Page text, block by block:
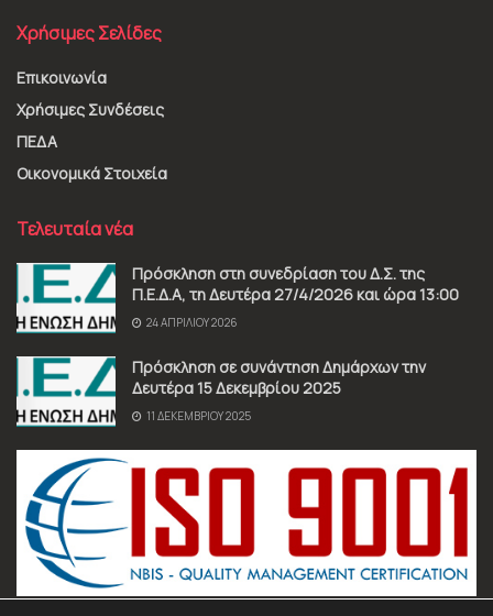
Χρήσιμες Σελίδες
Επικοινωνία
Χρήσιμες Συνδέσεις
ΠΕΔΑ
Οικονομικά Στοιχεία
Τελευταία νέα
Πρόσκληση στη συνεδρίαση του Δ.Σ. της
Π.Ε.Δ.Α, τη Δευτέρα 27/4/2026 και ώρα 13:00
24 ΑΠΡΙΛΊΟΥ 2026
Πρόσκληση σε συνάντηση Δημάρχων την
Δευτέρα 15 Δεκεμβρίου 2025
11 ΔΕΚΕΜΒΡΊΟΥ 2025